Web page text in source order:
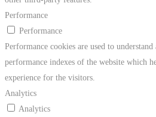
Performance
Performance
Performance cookies are used to
performance indexes of the website which
experience for the visitors.
Analytics
Analytics